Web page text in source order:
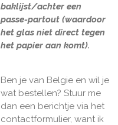
baklijst/achter een
passe-partout (waardoor
het glas niet direct tegen
het papier aan komt).
Ben je van Belgie en wil je
wat bestellen? Stuur me
dan een berichtje via het
contactformulier, want ik